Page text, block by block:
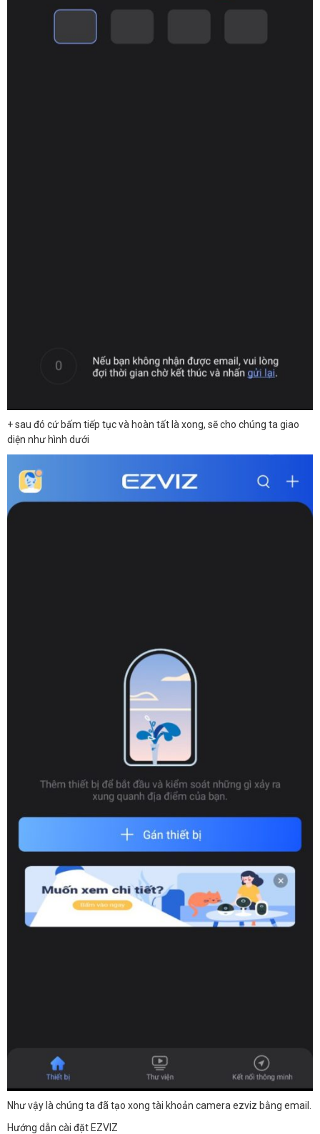
+ sau đó cứ bấm tiếp tục và hoàn tất là xong, sẽ cho chúng ta giao
diện như hình dưới
Như vậy là chúng ta đã tạo xong tài khoản camera ezviz bằng email.
Hướng dẫn cài đặt EZVIZ